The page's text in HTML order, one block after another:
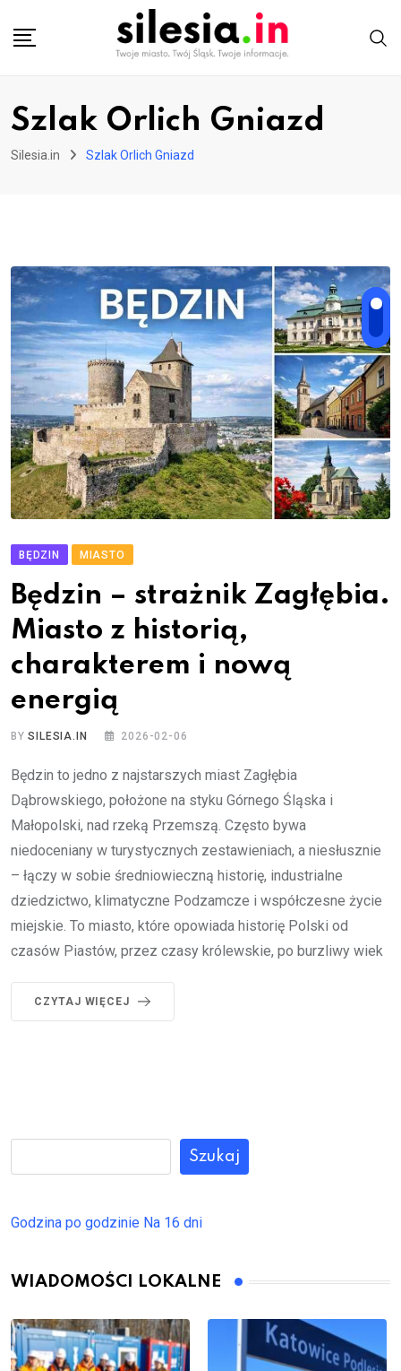
Szlak Orlich Gniazd
Silesia.in Szlak Orlich Gniazd
BĘDZIN MIASTO
Będzin – strażnik Zagłębia.
Miasto z historią,
charakterem i nową
energią
BYSILESIA.IN 2026-02-06
Będzin to jedno z najstarszych miast Zagłębia
Dąbrowskiego, położone na styku Górnego Śląska i
Małopolski, nad rzeką Przemszą. Często bywa
niedoceniany w turystycznych zestawieniach, a niesłusznie
– łączy w sobie średniowieczną historię, industrialne
dziedzictwo, klimatyczne Podzamcze i współczesne życie
miejskie. To miasto, które opowiada historię Polski od
czasów Piastów, przez czasy królewskie, po burzliwy wiek
CZYTAJ WIĘCEJ
Szukaj
Godzina po godzinie Na 16 dni
WIADOMOŚCI LOKALNE